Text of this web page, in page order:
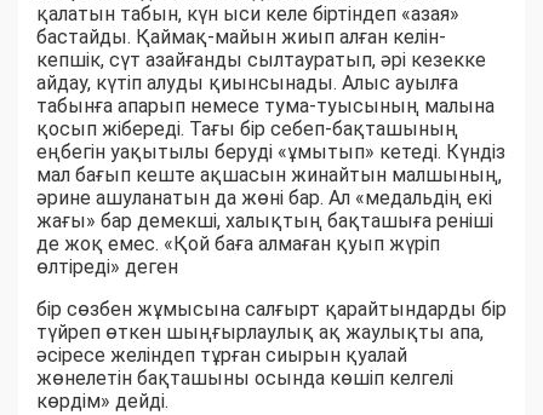
қалатын табын, күн ыси келе біртіндеп «азая»
бастайды. Қаймақ-майын жиып алған келін-
кепшік, сүт азайғанды сылтауратып, әрі кезекке
айдау, күтіп алуды қиынсынады. Алыс ауылға
табынға апарып немесе тума-туысының малына
қосып жібереді. Тағы бір себеп-бақташының
еңбегін уақытылы беруді «ұмытып» кетеді. Күндіз
мал бағып кеште ақшасын жинайтын малшының,
әрине ашуланатын да жөні бар. Ал «медальдің екі
жағы» бар демекші, халықтың бақташыға реніші
де жоқ емес. «Қой баға алмаған қуып жүріп
өлтіреді» деген
бір сөзбен жұмысына салғырт қарайтындарды бір
түйреп өткен шыңғырлаулық ақ жаулықты апа,
әсіресе желіндеп тұрған сиырын қуалай
жөнелетін бақташыны осында көшіп келгелі
көрдім» дейді.